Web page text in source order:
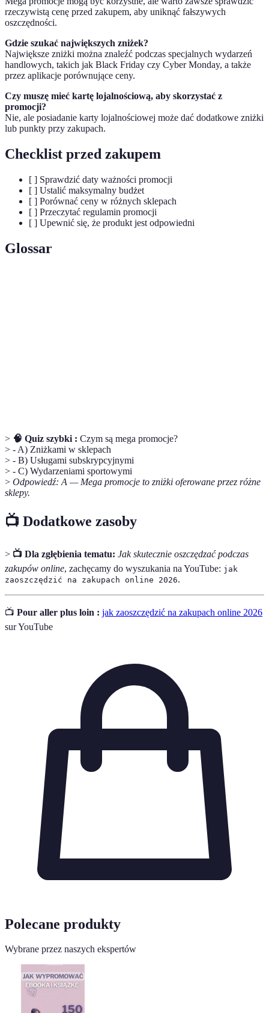
rzeczywistą cenę przed zakupem, aby uniknąć fałszywych
oszczędności.
Gdzie szukać największych zniżek?
Największe zniżki można znaleźć podczas specjalnych wydarzeń
handlowych, takich jak Black Friday czy Cyber Monday, a także
przez aplikacje porównujące ceny.
Czy muszę mieć kartę lojalnościową, aby skorzystać z
promocji?
Nie, ale posiadanie karty lojalnościowej może dać dodatkowe zniżki
lub punkty przy zakupach.
Checklist przed zakupem
[ ] Sprawdzić daty ważności promocji
[ ] Ustalić maksymalny budżet
[ ] Porównać ceny w różnych sklepach
[ ] Przeczytać regulamin promocji
[ ] Upewnić się, że produkt jest odpowiedni
Glossar
> 🧠 Quiz szybki : Czym są mega promocje?
> - A) Zniżkami w sklepach
> - B) Usługami subskrypcyjnymi
> - C) Wydarzeniami sportowymi
> Odpowiedź: A — Mega promocje to zniżki oferowane przez różne
sklepy.
📺 Dodatkowe zasoby
> 📺 Dla zgłębienia tematu: Jak skutecznie oszczędzać podczas
zakupów online, zachęcamy do wyszukania na YouTube: jak
zaoszczędzić na zakupach online 2026.
📺 Pour aller plus loin : jak zaoszczędzić na zakupach online 2026
sur YouTube
Polecane produkty
Wybrane przez naszych ekspertów